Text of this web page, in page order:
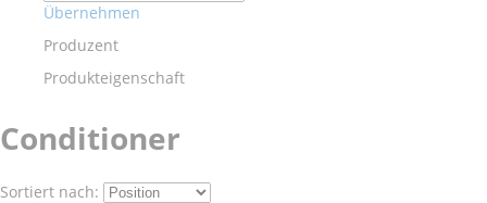
Übernehmen
Produzent
Produkteigenschaft
Conditioner
Sortiert nach: